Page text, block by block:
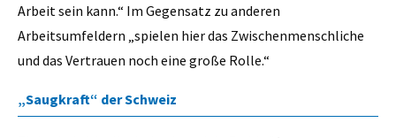
Arbeit sein kann.“ Im Gegensatz zu anderen
Arbeitsumfeldern „spielen hier das Zwischenmenschliche
und das Vertrauen noch eine große Rolle.“
„Saugkraft“ der Schweiz